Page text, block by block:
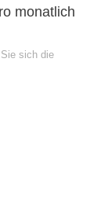
monatlich
sich die